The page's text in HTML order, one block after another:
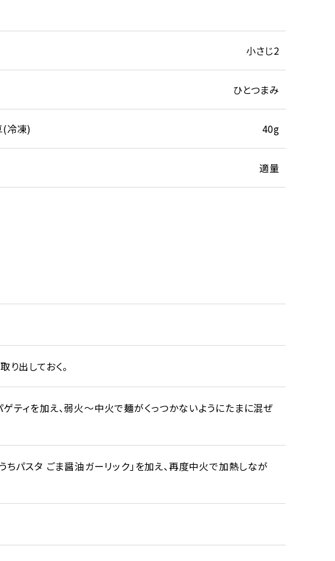
小さじ2
ひとつまみ
(冷凍) 40g
適量
出しておく。
ティを加え、弱火～中火で麺がくっつかないようにたまに混ぜ
パスタ ごま醤油ガーリック」を加え、再度中火で加熱しなが